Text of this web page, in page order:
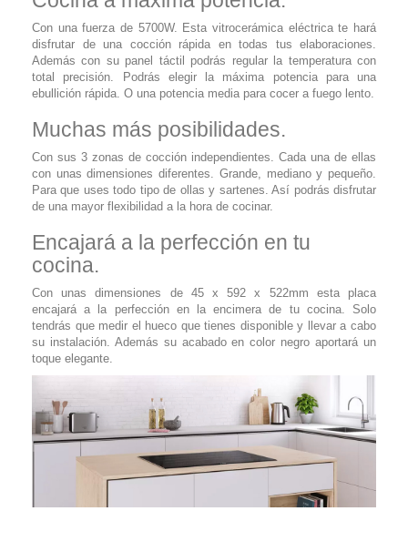
Con una fuerza de 5700W. Esta vitrocerámica eléctrica te hará
disfrutar de una cocción rápida en todas tus elaboraciones.
Además con su panel táctil podrás regular la temperatura con
total precisión. Podrás elegir la máxima potencia para una
ebullición rápida. O una potencia media para cocer a fuego lento.
Muchas más posibilidades.
Con sus 3 zonas de cocción independientes. Cada una de ellas
con unas dimensiones diferentes. Grande, mediano y pequeño.
Para que uses todo tipo de ollas y sartenes. Así podrás disfrutar
de una mayor flexibilidad a la hora de cocinar.
Encajará a la perfección en tu
cocina.
Con unas dimensiones de 45 x 592 x 522mm esta placa
encajará a la perfección en la encimera de tu cocina. Solo
tendrás que medir el hueco que tienes disponible y llevar a cabo
su instalación. Además su acabado en color negro aportará un
toque elegante.